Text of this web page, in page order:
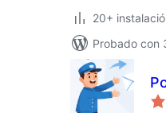
20+
Probado con